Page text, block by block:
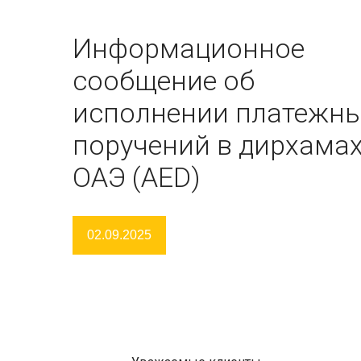
Информационное
сообщение об
исполнении
поручений в
ОАЭ (AED)
02.09.2025